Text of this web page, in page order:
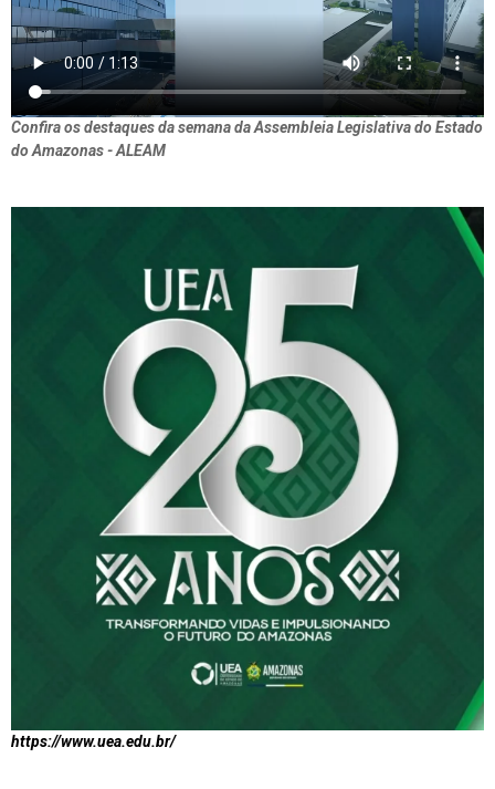
Confira os destaques da semana da Assembleia Legislativa do Estado
do Amazonas - ALEAM
https://www.uea.edu.br/